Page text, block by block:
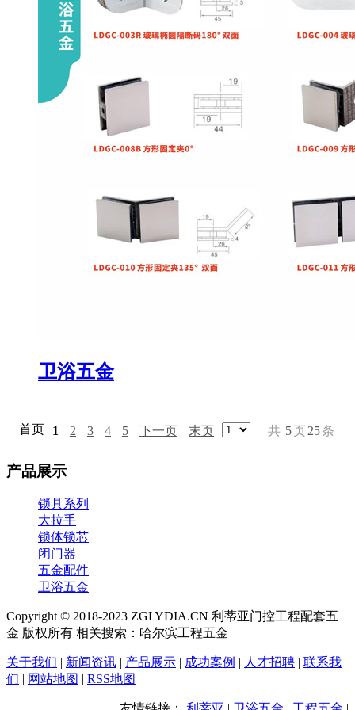
卫浴五金
首页 1 2 3 4 5 下一页 末页 共 5页25条
产品展示
锁具系列
大拉手
锁体锁芯
闭门器
五金配件
卫浴五金
Copyright © 2018-2023 ZGLYDIA.CN 利蒂亚门控工程配套五
金 版权所有 相关搜索：哈尔滨工程五金
关于我们 | 新闻资讯 | 产品展示 | 成功案例 | 人才招聘 | 联系我
们 | 网站地图 | RSS地图